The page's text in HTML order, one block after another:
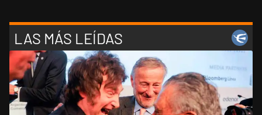
LAS MÁS LEÍDAS